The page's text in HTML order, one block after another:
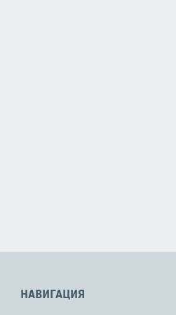
НАВИГАЦИЯ